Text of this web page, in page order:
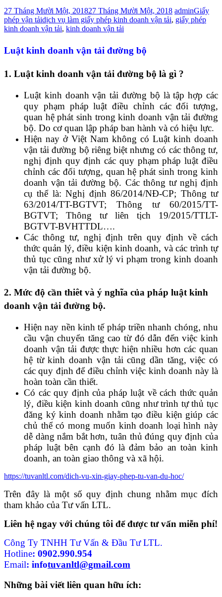
27 Tháng Mười Một, 201827 Tháng Mười Một, 2018 adminGiấy
phép vận tảidịch vụ làm giấy phép kinh doanh vận tải, giấy phép
kinh doanh vận tải, kinh doanh vận tải
Luật kinh doanh vận tải đường bộ
1. Luật kinh doanh vận tải đường bộ là gì ?
Luật kinh doanh vận tải đường bộ là tập hợp các
quy phạm pháp luật điều chỉnh các đối tượng,
quan hệ phát sinh trong kinh doanh vận tải đường
bộ. Do cơ quan lập pháp ban hành và có hiệu lực.
Hiện nay ở Việt Nam không có Luật kinh doanh
vận tải đường bộ riêng biệt nhưng có các thông tư,
nghị định quy định các quy phạm pháp luật điều
chỉnh các đối tượng, quan hệ phát sinh trong kinh
doanh vận tải đường bộ. Các thông tư nghị định
cụ thể là: Nghị định 86/2014/NĐ-CP; Thông tư
63/2014/TT-BGTVT; Thông tư 60/2015/TT-
BGTVT; Thông tư liên tịch 19/2015/TTLT-
BGTVT-BVHTTDL….
Các thông tư, nghị định trên quy định về cách
thức quản lý, điều kiện kinh doanh, và các trình tự
thủ tục cũng như xử lý vi phạm trong kinh doanh
vận tải đường bộ.
2. Mức độ cần thiêt và ý nghĩa của pháp luật kinh
doanh vận tải đường bộ.
Hiện nay nền kinh tế pháp triền nhanh chóng, nhu
cầu vận chuyển tăng cao từ đó dẫn đến việc kinh
doanh vận tải được thực hiện nhiều hơn các quan
hệ từ kinh doanh vận tải cũng dần tăng, việc có
các quy định để điều chỉnh việc kinh doanh này là
hoàn toàn cần thiết.
Có các quy định của pháp luật về cách thức quản
lý, điều kiện kinh doanh cũng như trình tự thủ tục
đăng ký kinh doanh nhằm tạo điều kiện giúp các
chủ thể có mong muốn kinh doanh loại hình này
dễ dàng nắm bắt hơn, tuân thủ đúng quy định của
pháp luật bên cạnh đó là đảm bảo an toàn kinh
doanh, an toàn giao thông và xã hội.
https://tuvanltl.com/dich-vu-xin-giay-phep-tu-van-du-hoc/
Trên đây là một số quy định chung nhằm mục đích
tham khảo của Tư vấn LTL.
Liên hệ ngay với chúng tôi để được tư vấn miễn phí!
Công Ty TNHH Tư Vấn & Đầu Tư LTL.
Hotline: 0902.990.954
Email: infotuvanltl@gmail.com
Những bài viết liên quan hữu ích: